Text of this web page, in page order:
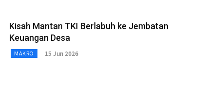
Kisah Mantan TKI Berlabuh ke Jembatan
Keuangan Desa
MAKRO 15 Jun 2026